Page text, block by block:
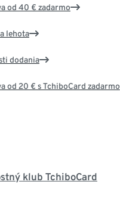
od 40 € zadarmo
lehota
dodania
od 20 € s TchiboCard zadarmo
klub TchiboCard